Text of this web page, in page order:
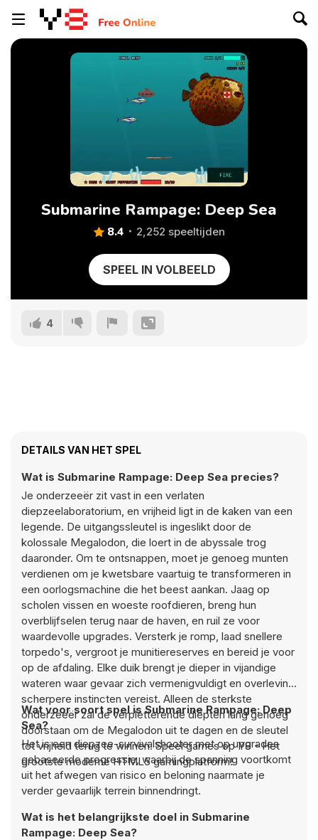
Submarine Rampage: Deep Sea
8.4 2,252 speeltijden
SPEEL IN VOLBEELD
4
DETAILS VAN HET SPEL
Wat is Submarine Rampage: Deep Sea precies?
Je onderzeeër zit vast in een verlaten
diepzeelaboratorium, en vrijheid ligt in de kaken van een
legende. De uitgangssleutel is ingeslikt door de
kolossale Megalodon, die loert in de abyssale trog
daaronder. Om te ontsnappen, moet je genoeg munten
verdienen om je kwetsbare vaartuig te transformeren in
een oorlogsmachine die het beest aankan. Jaag op
scholen vissen en woeste roofdieren, breng hun
overblijfselen terug naar de haven, en ruil ze voor
waardevolle upgrades. Versterk je romp, laad snellere
torpedo's, vergroot je munitiereserves en bereid je voor
op de afdaling. Elke duik brengt je dieper in vijandige
wateren waar gevaar zich vermenigvuldigt en overleving
scherpere instincten vereist. Alleen de sterkste
onderzeeër zal de verpletterende diepten lang genoeg
doorstaan om de Megalodon uit te dagen en de sleutel
tot vrijheid terug te winnen. Speel games op Y8 - Het
grootste moderne HTML5 gamingplatform!
Wat voor soort spel is Submarine Rampage: Deep
Sea?
Het is een diepzee-survivalshooter met op upgrades
gebaseerde progressie, waarbij de spanning voortkomt
uit het afwegen van risico en beloning naarmate je
verder gevaarlijk terrein binnendringt.
Wat is het belangrijkste doel in Submarine
Rampage: Deep Sea?